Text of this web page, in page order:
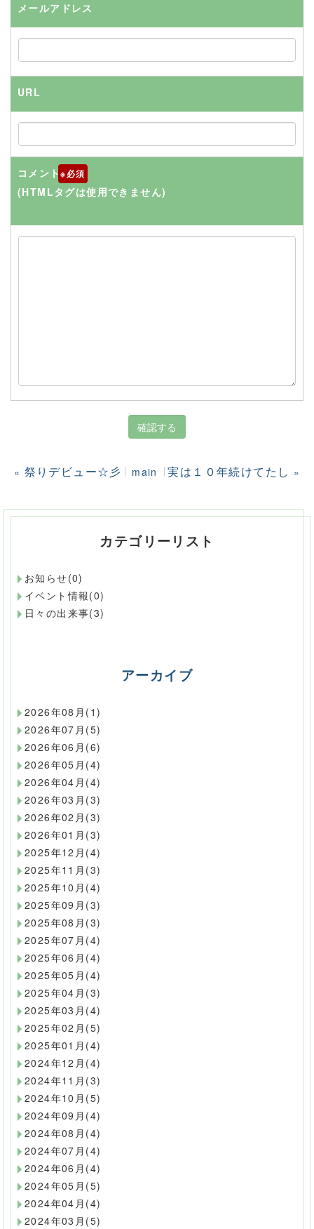
メールアドレス
URL
コメント※
(HTMLタグは使用できません)
« 祭りデビュー☆彡 main 実は１０年続けてたし »
カテゴリーリスト
お知らせ(0)
イベント情報(0)
日々の出来事(3)
アーカイブ
2026年08月(1)
2026年07月(5)
2026年06月(6)
2026年05月(4)
2026年04月(4)
2026年03月(3)
2026年02月(3)
2026年01月(3)
2025年12月(4)
2025年11月(3)
2025年10月(4)
2025年09月(3)
2025年08月(3)
2025年07月(4)
2025年06月(4)
2025年05月(4)
2025年04月(3)
2025年03月(4)
2025年02月(5)
2025年01月(4)
2024年12月(4)
2024年11月(3)
2024年10月(5)
2024年09月(4)
2024年08月(4)
2024年07月(4)
2024年06月(4)
2024年05月(5)
2024年04月(4)
2024年03月(5)